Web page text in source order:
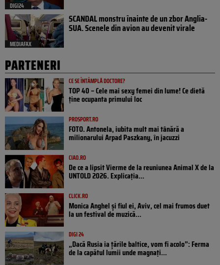
DIGI24
MEDIAFAX
SCANDAL monstru înainte de un zbor Anglia-
SUA. Scenele din avion au devenit virale
PARTENERI
CE SE ÎNTÂMPLĂ DOCTORE?
TOP 40 – Cele mai sexy femei din lume! Ce dietă
ține ocupanta primului loc
PROSPORT.RO
FOTO. Antonela, iubita mult mai tânără a
milionarului Arpad Paszkany, în jacuzzi
CIAO.RO
De ce a lipsit Vierme de la reuniunea Animal X de la
UNTOLD 2026. Explicația...
CLICK.RO
Monica Anghel și fiul ei, Aviv, cel mai frumos duet
la un festival de muzică...
DIGI 24
„Dacă Rusia ia țările baltice, vom fi acolo”: Ferma
de la capătul lumii unde magnați...